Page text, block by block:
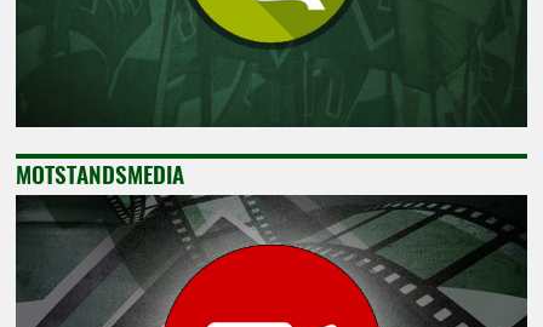
MOTSTANDSMEDIA